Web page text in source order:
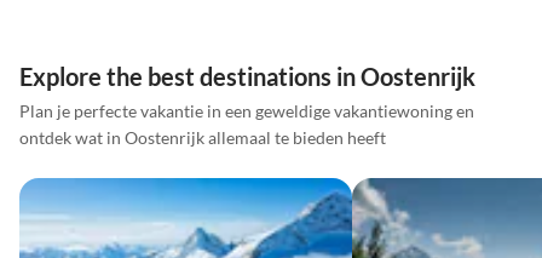
Explore the best destinations in Oostenrijk
Plan je perfecte vakantie in een geweldige vakantiewoning en
ontdek wat in Oostenrijk allemaal te bieden heeft